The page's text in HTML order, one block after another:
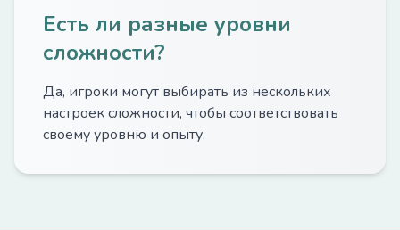
Есть ли разные уровни
сложности?
Да, игроки могут выбирать из нескольких
настроек сложности, чтобы соответствовать
своему уровню и опыту.